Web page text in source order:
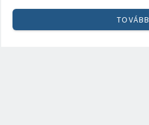
TOVÁBB